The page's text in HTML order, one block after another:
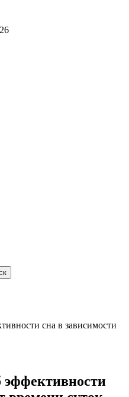
сна в зависимости
эффективности